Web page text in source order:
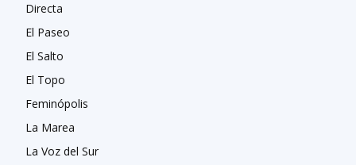
Directa
El Paseo
El Salto
El Topo
Feminópolis
La Marea
La Voz del Sur